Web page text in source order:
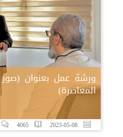
ورشة عمل بعنوان (صور
المعاصرة)